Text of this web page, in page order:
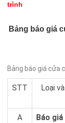
trình
Bảng báo giá
Bảng báo giá cửa
STT Loại
A Báo